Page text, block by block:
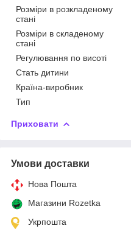
Розміри в розкладеному
стані
Розміри в складеному
стані
Регулювання по висоті
Стать дитини
Країна-виробник
Тип
Приховати
Умови доставки
Нова Пошта
Магазини Rozetka
Укрпошта